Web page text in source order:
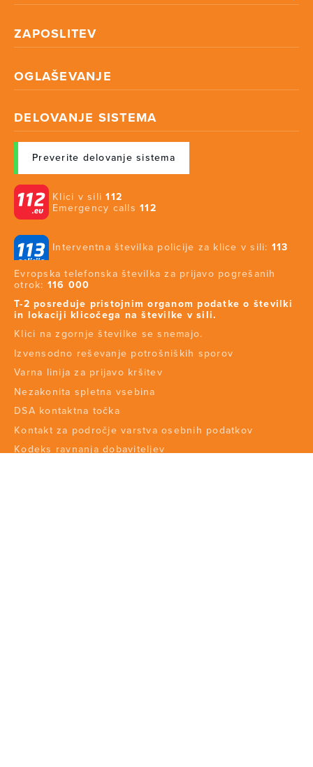
ZAPOSLITEV
OGLAŠEVANJE
DELOVANJE SISTEMA
Preverite delovanje sistema
Klici v sili112
Emergency calls 112
Interventna številka policije za klice v sili: 113
Evropska telefonska številka za prijavo pogrešanih
otrok: 116 000
T-2 posreduje pristojnim organom podatke o številki
in lokaciji klicočega na številke v sili.
Klici na zgornje številke se snemajo.
Izvensodno reševanje potrošniških sporov
Varna linija za prijavo kršitev
Nezakonita spletna vsebina
DSA kontaktna točka
Kontakt za področje varstva osebnih podatkov
Kodeks ravnanja dobaviteljev